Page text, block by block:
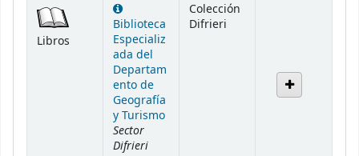
Libros
Biblioteca
Especializ
ada del
Departam
ento de
Geografía
y Turismo
Sector
Difrieri
Colección
Difrieri